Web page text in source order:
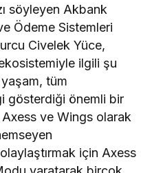
söyleyen Akbank
Ödeme Sistemleri
Civelek Yüce,
ilgili şu
yaşam, tüm
gösterdiği önemli bir
ve Wings olarak
için Axess